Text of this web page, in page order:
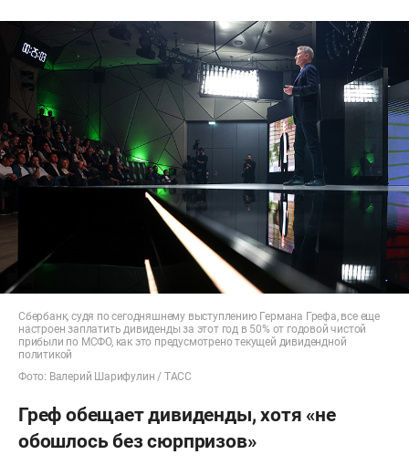
Сбербанк, судя по сегодняшнему выступлению Германа Грефа, все еще
настроен заплатить дивиденды за этот год в 50% от годовой чистой
прибыли по МСФО, как это предусмотрено текущей дивидендной
политикой
Фото: Валерий Шарифулин / ТАСС
Греф обещает дивиденды, хотя «не
обошлось без сюрпризов»